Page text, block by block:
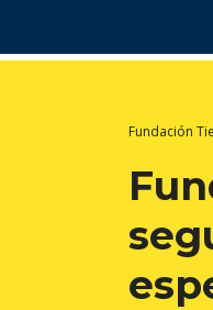
Fundación